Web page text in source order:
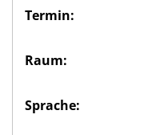
Termin:
Raum:
Sprache: